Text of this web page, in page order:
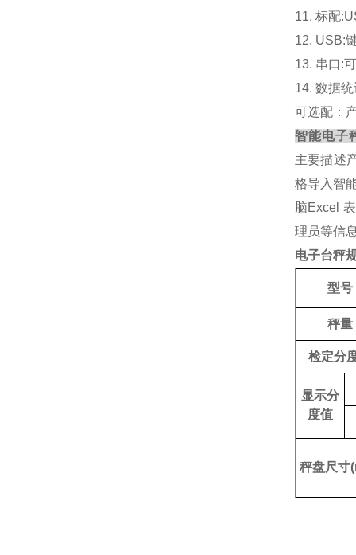
11. 标配
12. USB:
13. 串口:
14. 数据
可选配：
智能电子
主要描述
格导入智
脑Excel
理员等信
电子台秤
型号
秤量
检定分
显示分
度值
秤盘尺寸